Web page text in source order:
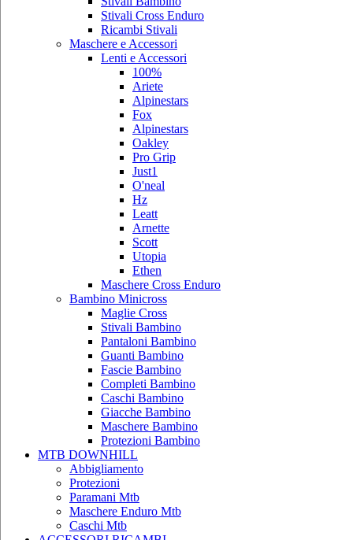
Stivali Cross Enduro
Ricambi Stivali
Maschere e Accessori
Lenti e Accessori
100%
Ariete
Alpinestars
Fox
Alpinestars
Oakley
Pro Grip
Just1
O'neal
Hz
Leatt
Arnette
Scott
Utopia
Ethen
Maschere Cross Enduro
Bambino Minicross
Maglie Cross
Stivali Bambino
Pantaloni Bambino
Guanti Bambino
Fascie Bambino
Completi Bambino
Caschi Bambino
Giacche Bambino
Maschere Bambino
Protezioni Bambino
MTB DOWNHILL
Abbigliamento
Protezioni
Paramani Mtb
Maschere Enduro Mtb
Caschi Mtb